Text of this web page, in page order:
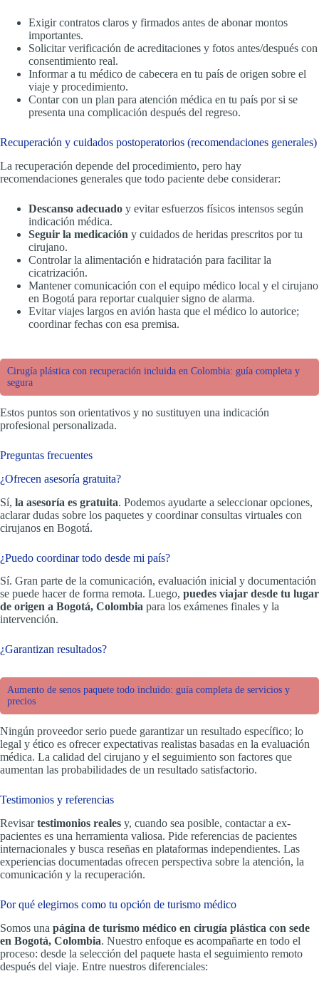
Exigir contratos claros y firmados antes de abonar montos
importantes.
Solicitar verificación de acreditaciones y fotos antes/después con
consentimiento real.
Informar a tu médico de cabecera en tu país de origen sobre el
viaje y procedimiento.
Contar con un plan para atención médica en tu país por si se
presenta una complicación después del regreso.
Recuperación y cuidados postoperatorios (recomendaciones generales)
La recuperación depende del procedimiento, pero hay
recomendaciones generales que todo paciente debe considerar:
Descanso adecuado y evitar esfuerzos físicos intensos según
indicación médica.
Seguir la medicación y cuidados de heridas prescritos por tu
cirujano.
Controlar la alimentación e hidratación para facilitar la
cicatrización.
Mantener comunicación con el equipo médico local y el cirujano
en Bogotá para reportar cualquier signo de alarma.
Evitar viajes largos en avión hasta que el médico lo autorice;
coordinar fechas con esa premisa.
Cirugía plástica con recuperación incluida en Colombia: guía completa y
segura
Estos puntos son orientativos y no sustituyen una indicación
profesional personalizada.
Preguntas frecuentes
¿Ofrecen asesoría gratuita?
Sí, la asesoría es gratuita. Podemos ayudarte a seleccionar opciones,
aclarar dudas sobre los paquetes y coordinar consultas virtuales con
cirujanos en Bogotá.
¿Puedo coordinar todo desde mi país?
Sí. Gran parte de la comunicación, evaluación inicial y documentación
se puede hacer de forma remota. Luego, puedes viajar desde tu lugar
de origen a Bogotá, Colombia para los exámenes finales y la
intervención.
¿Garantizan resultados?
Aumento de senos paquete todo incluido: guía completa de servicios y
precios
Ningún proveedor serio puede garantizar un resultado específico; lo
legal y ético es ofrecer expectativas realistas basadas en la evaluación
médica. La calidad del cirujano y el seguimiento son factores que
aumentan las probabilidades de un resultado satisfactorio.
Testimonios y referencias
Revisartestimonios reales y, cuando sea posible, contactar a ex-
pacientes es una herramienta valiosa. Pide referencias de pacientes
internacionales y busca reseñas en plataformas independientes. Las
experiencias documentadas ofrecen perspectiva sobre la atención, la
comunicación y la recuperación.
Por qué elegirnos como tu opción de turismo médico
Somos una página de turismo médico en cirugía plástica con sede
en Bogotá, Colombia. Nuestro enfoque es acompañarte en todo el
proceso: desde la selección del paquete hasta el seguimiento remoto
después del viaje. Entre nuestros diferenciales: